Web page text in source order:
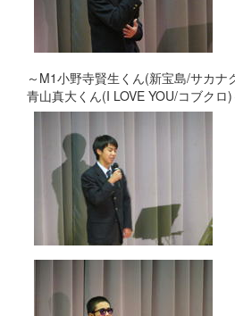
～M1小野寺賢生くん(新宝島/
青山真大くん(I LOVE YOU/コブクロ)